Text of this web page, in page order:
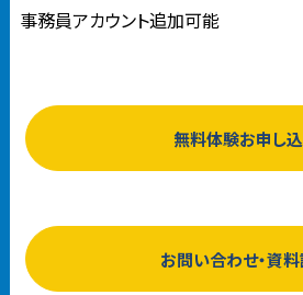
事務員アカウント追加可能
無料体験お申し
お問い合わせ・資